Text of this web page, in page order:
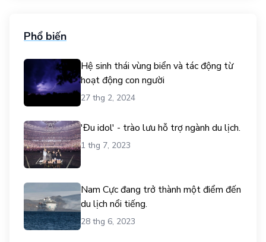
Phổ biến
Hệ sinh thái vùng biển và tác động từ
hoạt động con người
27 thg 2, 2024
'Đu idol' - trào lưu hỗ trợ ngành du lịch.
1 thg 7, 2023
Nam Cực đang trở thành một điểm đến
du lịch nổi tiếng.
28 thg 6, 2023